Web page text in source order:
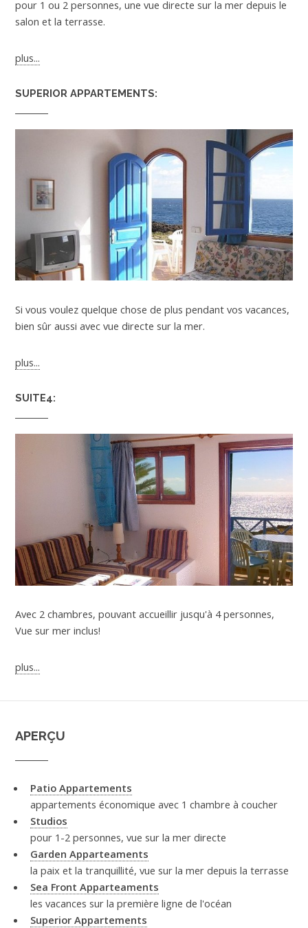
pour 1 ou 2 personnes, une vue directe sur la mer depuis le
salon et la terrasse.
plus...
SUPERIOR APPARTEMENTS:
Si vous voulez quelque chose de plus pendant vos vacances,
bien sûr aussi avec vue directe sur la mer.
plus...
SUITE4:
Avec 2 chambres, pouvant accueillir jusqu'à 4 personnes,
Vue sur mer inclus!
plus...
APERÇU
Patio Appartements
appartements économique avec 1 chambre à coucher
Studios
pour 1-2 personnes, vue sur la mer directe
Garden Apparteaments
la paix et la tranquillité, vue sur la mer depuis la terrasse
Sea Front Apparteaments
les vacances sur la première ligne de l'océan
Superior Appartements